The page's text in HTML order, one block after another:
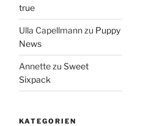
true
Ulla Capellmann zu Puppy
News
Annette zuSweet
Sixpack
KATEGORIEN